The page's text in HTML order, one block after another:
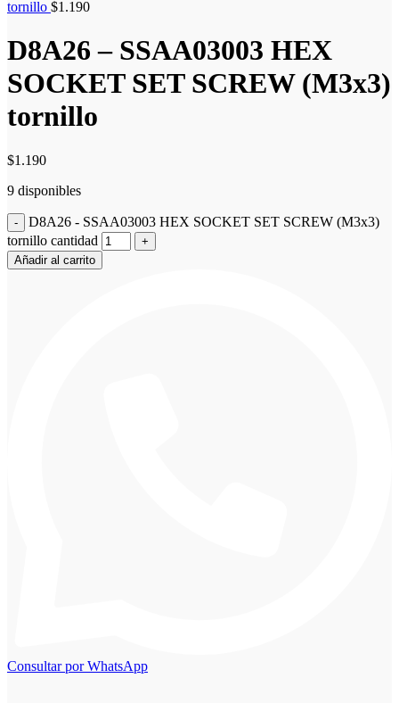
tornillo $1.190
D8A26 – SSAA03003 HEX
SOCKET SET SCREW (M3x3)
tornillo
$1.190
9 disponibles
D8A26 - SSAA03003 HEX SOCKET SET SCREW (M3x3)
tornillo cantidad
Añadir al carrito
Consultar por WhatsApp